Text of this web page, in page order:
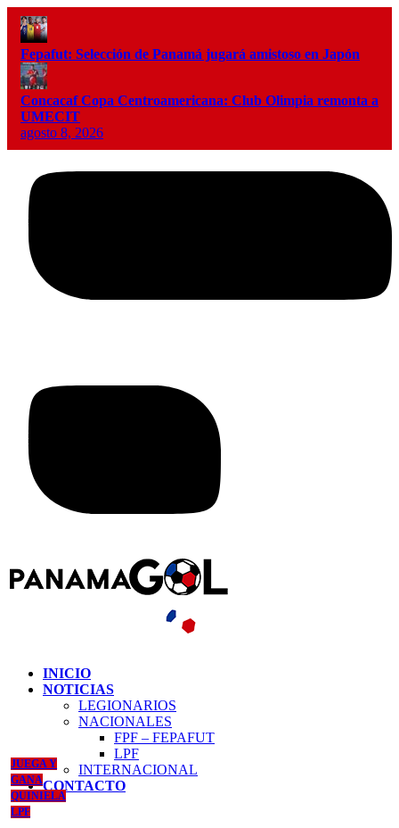
Fepafut: Selección de Panamá jugará amistoso en Japón
Concacaf Copa Centroamericana: Club Olimpia remonta a
UMECIT
agosto 8, 2026
INICIO
NOTICIAS
LEGIONARIOS
NACIONALES
FPF – FEPAFUT
LPF
INTERNACIONAL
CONTACTO
JUEGA Y
GANA
QUINIELA
LPF